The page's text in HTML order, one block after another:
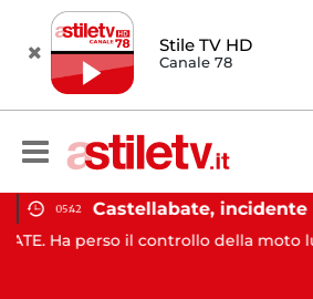
Stile TV HD
Canale 78
Castellabate, incidente in moto: 27enne in ospedale
controllo della moto lungo la